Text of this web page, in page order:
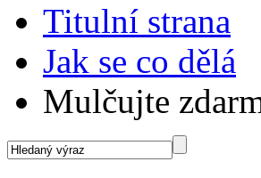
Titulní strana
Jak se co dělá
Mulčujte